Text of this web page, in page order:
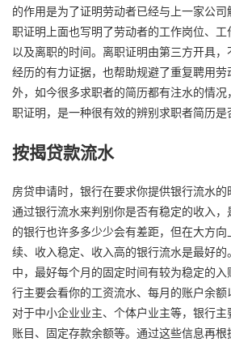
的作用是为了证明劳动者已经与上一家公
职证明上面也写明了劳动者的工作岗位、
以及离职的时间。离职证明由第三方开具
经历的有力证据，也帮助规避了重复聘用
外，如今很多求职者的简历都有注水的情
职证明，是一种很有效的辨别求职者简历是
按揭贷款流水
房贷申请时，银行在要求你提供银行流水
通过银行流水来判别你是否有稳定的收入
的银行也许多多少少会有差距，但在大方
续、收入稳定、收入高的银行流水是最好
中，最好每个月的固定时间有较为稳定的
行主要会看你的工资流水、每月的账户余额
对于中小企业业主、个体户业主等，银行
账目、固定存款余额等。通过这些信息再